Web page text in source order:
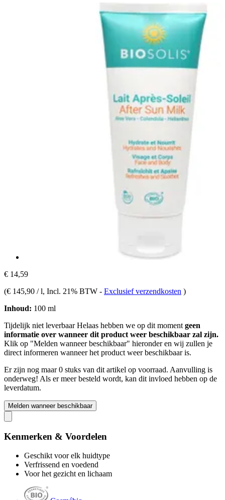
€ 14,59
(€ 145,90 / l, Incl. 21% BTW - Exclusief verzendkosten )
Inhoud: 100 ml
Tijdelijk niet leverbaarHelaas hebben we op dit moment geen
informatie over wanneer dit product weer beschikbaar zal zijn.
Klik op "Melden wanneer beschikbaar" hieronder en wij zullen je
direct informeren wanneer het product weer beschikbaar is.
Er zijn nog maar 0 stuks van dit artikel op voorraad. Aanvulling is
onderweg! Als er meer besteld wordt, kan dit invloed hebben op de
leverdatum.
Melden wanneer beschikbaar
Kenmerken & Voordelen
Geschikt voor elk huidtype
Verfrissend en voedend
Voor het gezicht en lichaam